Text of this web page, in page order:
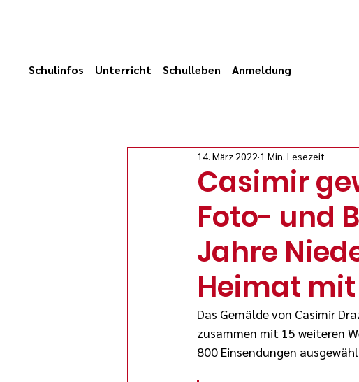
Schulinfos Unterricht Schulleben Anmeldung
Casimir
Foto- und
Jahre
Heimat
14. März 2022 1 Min. Lesezeit
Das Gemälde von Casimir
zusammen mit 15 weiteren
800 Einsendungen